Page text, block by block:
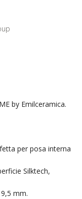
by Emilceramica.
per posa interna
Silktech,
mm.